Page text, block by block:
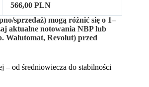
566,00 PLN
sprzedaż) mogą różnić się o 1–
aktualne notowania NBP lub
Walutomat, Revolut) przed
– od średniowiecza do stabilności